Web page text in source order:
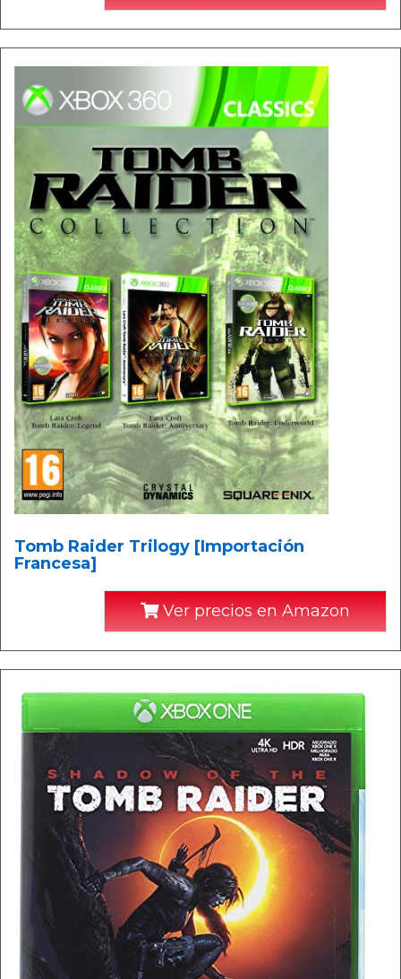
Tomb Raider Trilogy [Importación
Francesa]
Ver precios en Amazon